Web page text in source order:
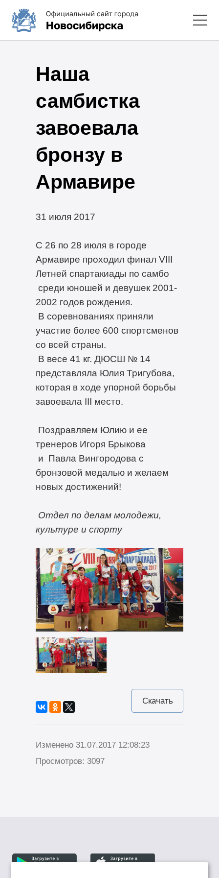
Наша
самбистка
завоевала
бронзу в
Армавире
31 июля 2017
С 26 по 28 июля в городе
Армавире проходил финал VIII
Летней спартакиады по самбо
среди юношей и девушек 2001-
2002 годов рождения.
В соревнованиях приняли
участие более 600 спортсменов
со всей страны.
В весе 41 кг. ДЮСШ № 14
представляла Юлия Тригубова,
которая в ходе упорной борьбы
завоевала III место.
Поздравляем Юлию и ее
тренеров Игоря Брыкова
и Павла Вингородова с
бронзовой медалью и желаем
новых достижений!
Отдел по делам молодежи,
культуре и спорту
Скачать
Изменено 31.07.2017 12:08:23
Просмотров: 3097